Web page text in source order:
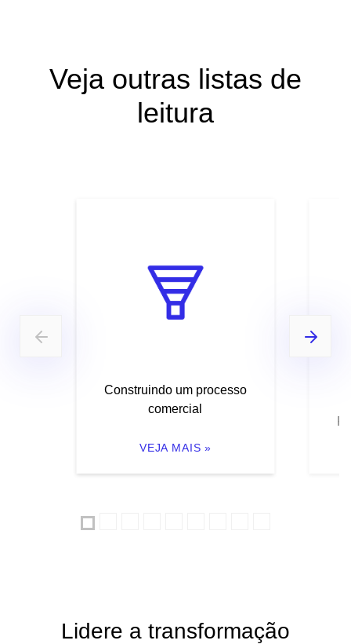
Veja outras listas de
leitura
Construindo um processo
comercial
VEJA MAIS »
Lidere a transformação